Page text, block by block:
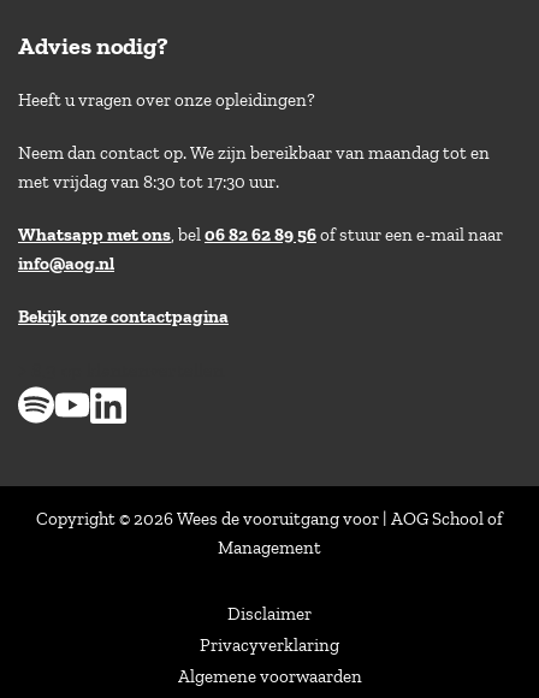
Advies nodig?
Heeft u vragen over onze opleidingen?
Neem dan contact op. We zijn bereikbaar van maandag tot en
met vrijdag van 8:30 tot 17:30 uur.
Whatsapp met ons, bel06 82 62 89 56of stuur een e-mail naar
info@aog.nl
Bekijk onze contactpagina
Copyright © 2026 Wees de vooruitgang voor | AOG School of
Management
Disclaimer
Privacyverklaring
Algemene voorwaarden